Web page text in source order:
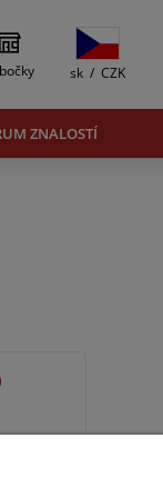
sk / CZK
ZNALOSTÍ